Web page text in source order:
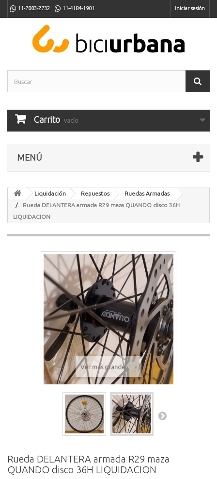
11-7003-2732 11-4184-1901 Iniciar sesión
Carrito vacío
MENÚ
Liquidación Repuestos
Ruedas Armadas
Rueda DELANTERA armada R29 maza QUANDO disco 36H
LIQUIDACION
Ver más grande
Rueda DELANTERA armada R29 maza
QUANDO disco 36H LIQUIDACION